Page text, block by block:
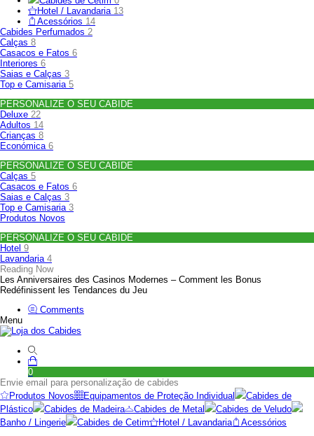
Hotel / Lavandaria 13
Acessórios 14
Cabides Perfumados 2
Calças 8
Casacos e Fatos 6
Interiores 6
Saias e Calças 3
Top e Camisaria 5
PERSONALIZE O SEU CABIDE
Deluxe 22
Adultos 14
Crianças 8
Económica 6
PERSONALIZE O SEU CABIDE
Calças 5
Casacos e Fatos 6
Saias e Calças 3
Top e Camisaria 3
Produtos Novos
PERSONALIZE O SEU CABIDE
Hotel 9
Lavandaria 4
Reading Now
Les Anniversaires des Casinos Modernes – Comment les Bonus
Redéfinissent les Tendances du Jeu
Comments
Menu
0
Envie email para personalização de cabides
Produtos Novos
Equipamentos de Proteção Individual
Cabides de
Plástico
Cabides de Madeira Cabides de Metal
Cabides de Veludo
Banho / Lingerie
Cabides de Cetim Hotel / Lavandaria
Acessórios